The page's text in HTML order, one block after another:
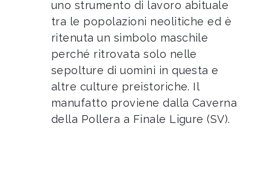
uno strumento di lavoro abituale
tra le popolazioni neolitiche ed è
ritenuta un simbolo maschile
perché ritrovata solo nelle
sepolture di uomini in questa e
altre culture preistoriche. Il
manufatto proviene dalla Caverna
della Pollera a Finale Ligure (SV).